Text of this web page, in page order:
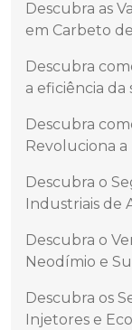
Descubra as
em Carbeto
Descubra
a eficiência
Descubra
Revoluciona
Descubra o
Industriais de
Descubra o
Neodímio e
Descubra os
Injetores e